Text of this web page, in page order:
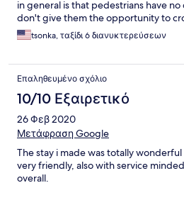
in general is that pedestrians have
don't give them the opportunity to
tsonka, ταξίδι 6 διανυκτερεύσεων
Επαληθευμένο σχόλιο
10/10 Εξαιρετικό
26 Φεβ 2020
Μετάφραση Google
The stay i made was totally
very friendly, also with service
overall.